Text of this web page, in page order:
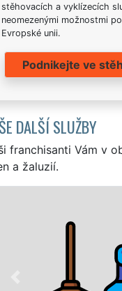
stěhovacích a vyklízecích
neomezenými možnostmi
Evropské unii.
Podnikejte ve
DALŠÍ SLUŽBY
franchisanti Vám v
a žaluzií.
ŽAMBERK
zajišťuje v
ale levný úklid
denně, 7 dní v
vše, co